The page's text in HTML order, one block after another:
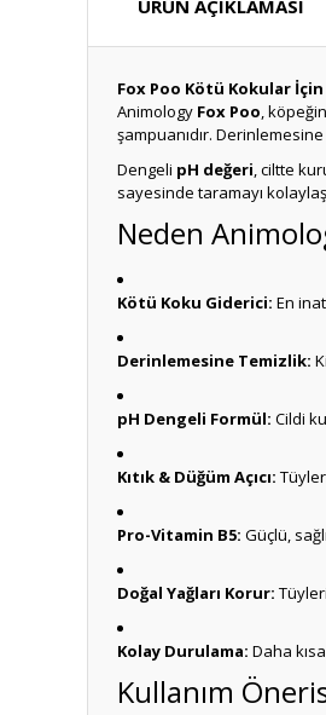
ÜRÜN AÇIKLAMASI
Fox Poo Kötü Kokular İçin
Animology Fox Poo,
şampuanıdır.
Dengeli pH değeri, ciltte
sayesinde taramayı
Neden
Kötü Koku Giderici: En
Derinlemesine Temizlik:
pH Dengeli Formül: Cildi
Kıtık & Düğüm Açıcı:
Pro-Vitamin B5: Güçlü,
Doğal Yağları Korur:
Kolay Durulama: Daha
Kullanım